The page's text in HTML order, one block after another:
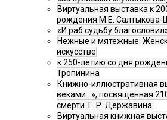
Виртуальная выставка к
рождения М.Е. Салтыкова-
«И раб судьбу
Нежные и мятежные.
искусстве
к 250-летию со дня
Тропинина
Книжно-иллюстративная
веками…», посвященная
смерти Г. Р. Державина.
Виртуальная книжная